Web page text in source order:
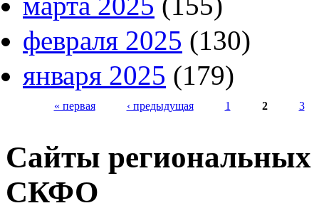
февраля 2025 (130)
января 2025 (179)
« первая ‹ предыдущая 1 2 3
Сайты
СКФО